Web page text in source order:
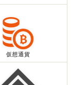
仮想通貨